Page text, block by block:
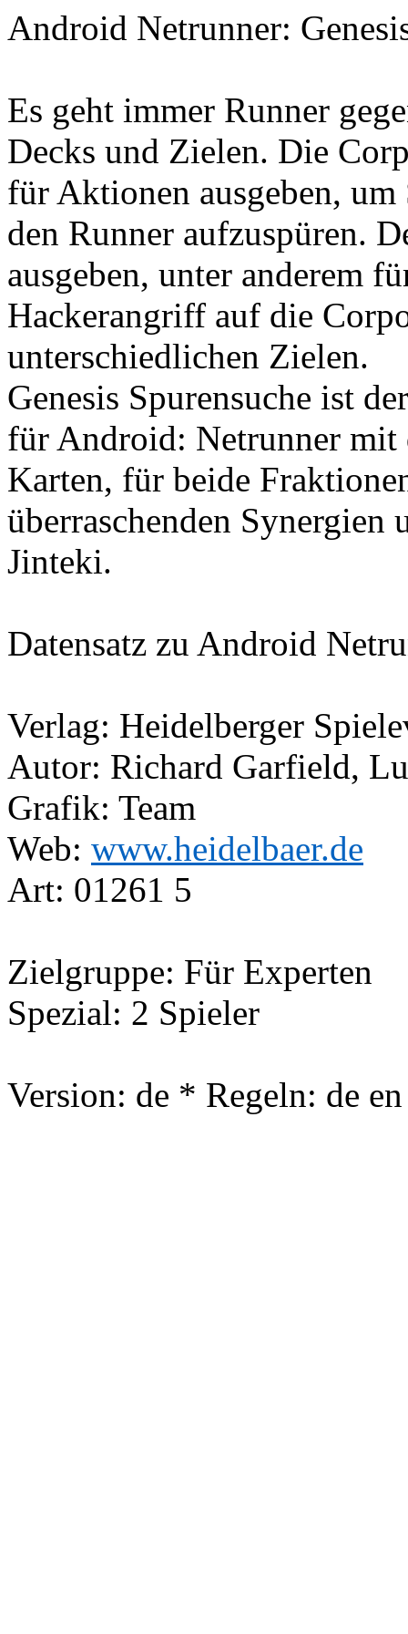
Android Netrunner:
Es geht immer Runner
Decks und Zielen. Die
für Aktionen ausgeben,
den Runner aufzuspüren.
ausgeben, unter anderem
Hackerangriff auf die
unterschiedlichen Zielen.
Genesis Spurensuche ist
für Android: Netrunner mit
Karten, für beide
überraschenden
Jinteki.
Datensatz zu Android
Verlag: Heidelberger
Autor: Richard Garfield,
Grafik: Team
Web: www.heidelbaer.de
Art: 01261 5
Zielgruppe: Für Experten
Spezial: 2 Spieler
Version: de * Regeln: de